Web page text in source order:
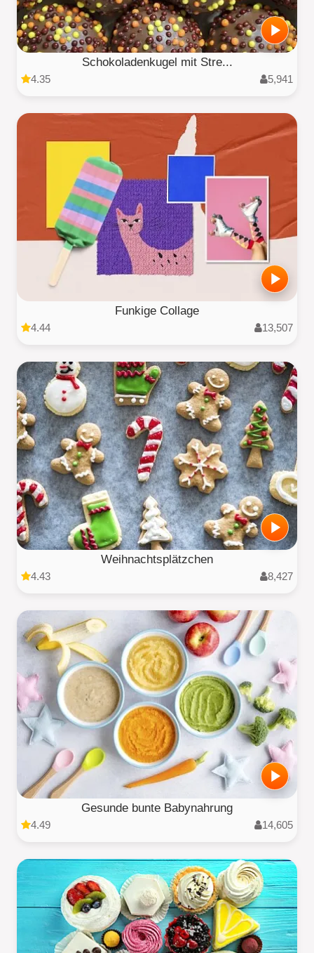
Schokoladenkugel mit Stre...
4.35 5,941
Funkige Collage
4.44 13,507
Weihnachtsplätzchen
4.43 8,427
Gesunde bunte Babynahrung
4.49 14,605